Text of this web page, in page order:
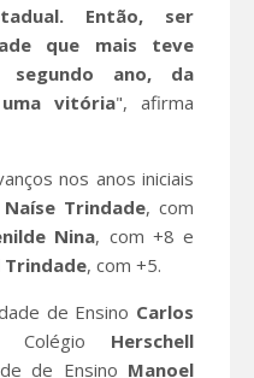
Então, ser
que mais teve
segundo ano, da
vitória", afirma
nos anos iniciais
Naíse Trindade, com
Nina, com +8 e
Trindade, com +5.
de Ensino Carlos
Herschell
de Ensino Manoel